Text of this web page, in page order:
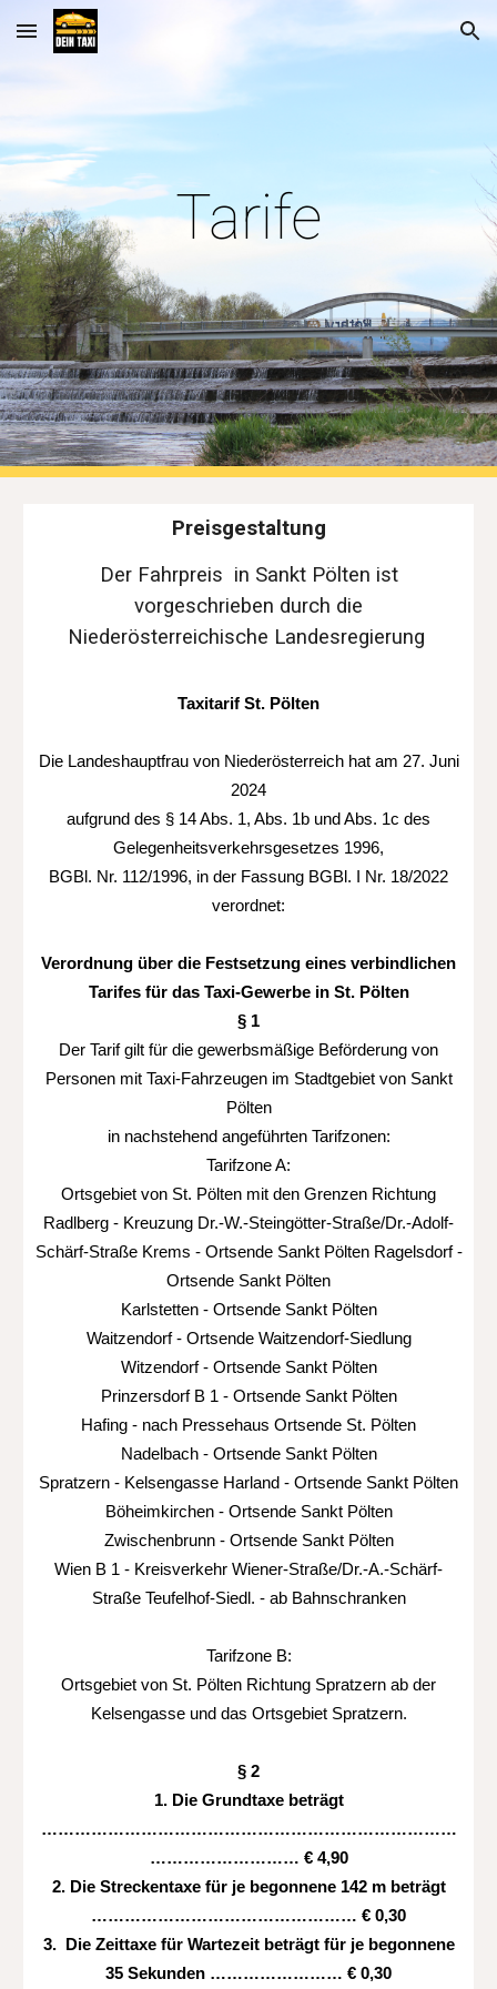
Skip to main content Skip to navigation
Tarife
Preisgestaltung
Der Fahrpreis in Sankt Pölten ist
vorgeschrieben durch die
Niederösterreichische Landesregierung
Taxitarif St. Pölten
Die Landeshauptfrau von Niederösterreich hat am 27. Juni
2024
aufgrund des § 14 Abs. 1, Abs. 1b und Abs. 1c des
Gelegenheitsverkehrsgesetzes 1996,
BGBl. Nr. 112/1996, in der Fassung BGBl. I Nr. 18/2022
verordnet:
Verordnung über die Festsetzung eines verbindlichen
Tarifes für das Taxi-Gewerbe in St. Pölten
§ 1
Der Tarif gilt für die gewerbsmäßige Beförderung von
Personen mit Taxi-Fahrzeugen im Stadtgebiet von Sankt
Pölten
in nachstehend angeführten Tarifzonen:
Tarifzone A:
Ortsgebiet von St. Pölten mit den Grenzen Richtung
Radlberg - Kreuzung Dr.-W.-Steingötter-Straße/Dr.-Adolf-
Schärf-Straße Krems - Ortsende Sankt Pölten Ragelsdorf -
Ortsende Sankt Pölten
Karlstetten - Ortsende Sankt Pölten
Waitzendorf - Ortsende Waitzendorf-Siedlung
Witzendorf - Ortsende Sankt Pölten
Prinzersdorf B 1 - Ortsende Sankt Pölten
Hafing - nach Pressehaus Ortsende St. Pölten
Nadelbach - Ortsende Sankt Pölten
Spratzern - Kelsengasse Harland - Ortsende Sankt Pölten
Böheimkirchen - Ortsende Sankt Pölten
Zwischenbrunn - Ortsende Sankt Pölten
Wien B 1 - Kreisverkehr Wiener-Straße/Dr.-A.-Schärf-
Straße Teufelhof-Siedl. - ab Bahnschranken
Tarifzone B:
Ortsgebiet von St. Pölten Richtung Spratzern ab der
Kelsengasse und das Ortsgebiet Spratzern.
§ 2
1. Die Grundtaxe beträgt
…………………………………………………………………
……………………… € 4,90
2. Die Streckentaxe für je begonnene 142 m beträgt
………………………………………… € 0,30
3. Die Zeittaxe für Wartezeit beträgt für je begonnene
35 Sekunden …………………… € 0,30